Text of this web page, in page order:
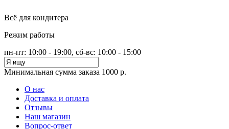
Всё для кондитера
Режим работы
пн-пт: 10:00 - 19:00, сб-вс: 10:00 - 15:00
Минимальная сумма заказа 1000 р.
О нас
Доставка и оплата
Отзывы
Наш магазин
Вопрос-ответ